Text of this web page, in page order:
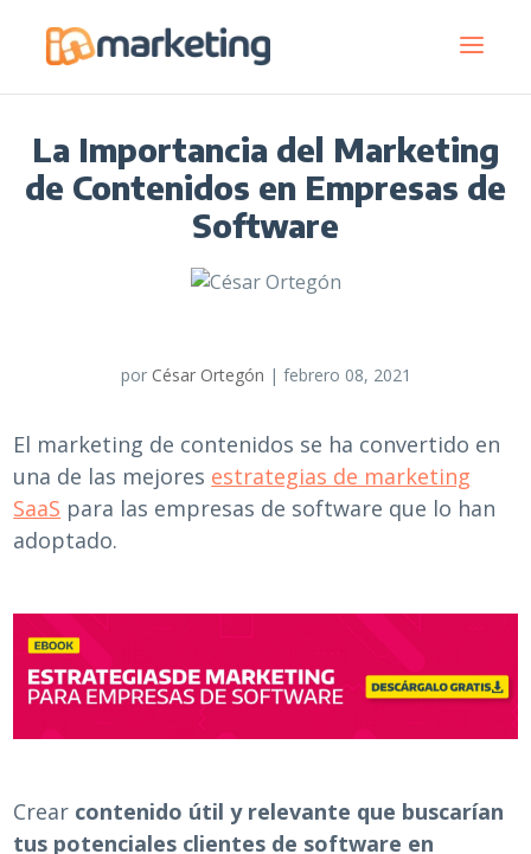
La Importancia del Marketing
de Contenidos en Empresas de
Software
por César Ortegón | febrero 08, 2021
El marketing de contenidos se ha convertido en
una de las mejores estrategias de marketing
SaaS para las empresas de software que lo han
adoptado.
Crear contenido útil y relevante que buscarían
tus potenciales clientes de software en